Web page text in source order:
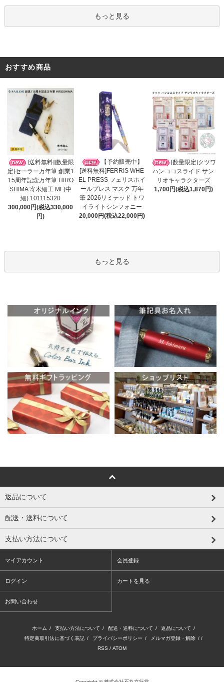
もっと見る
おすすめ商品
[送料無料][数量限
定]セーラー万年筆 創業1
15周年記念万年筆 HIRO
SHIMA 寄木細工 MF(中
細) 101115320
300,000円(税込330,000
円)
【予約販売中】
[送料無料]FERRIS WHE
EL PRESS フェリスホイ
ールプレス マスク 万年
筆 2026リミテッド トワ
イライトシンフォニー
20,000円(税込22,000円)
[数量限定]クツワ
ハンココスライド サン
リオキャラクターズ
1,700円(税込1,870円)
もっと見る
返品について
配送・送料について
支払い方法について
マイアカウント 会員登録
ログイン カートを見る
お問い合わせ
ホーム / 支払い方法について / 配送・送料について / 返品について /
特定商取引法に基づく表記 / プライバシーポリシー / メルマガ登録・解除 / /
RSS / ATOM